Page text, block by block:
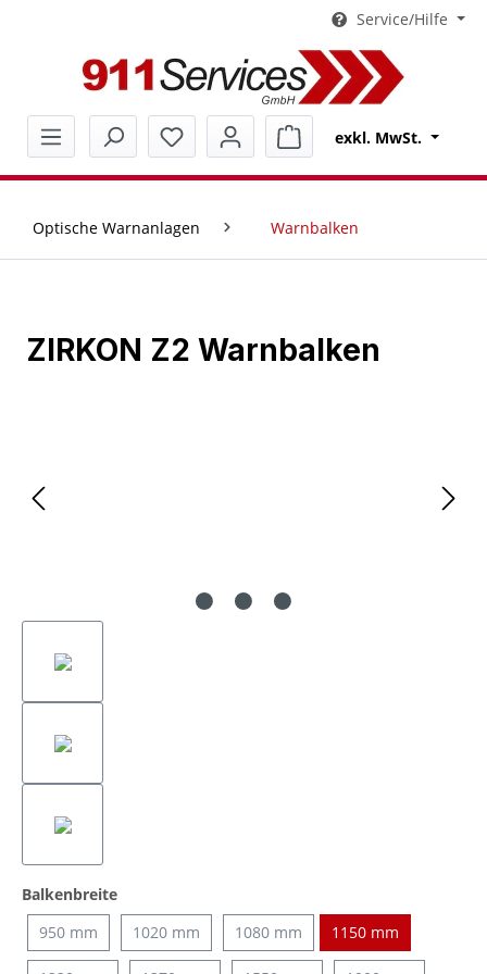
Service/Hilfe
Warenkorb enthält 0
exkl. MwSt.
Optische Warnanlagen Warnbalken
ZIRKON Z2 Warnbalken
Balkenbreiteauswählen
950 mm
1020 mm 1080 mm 1150 mm